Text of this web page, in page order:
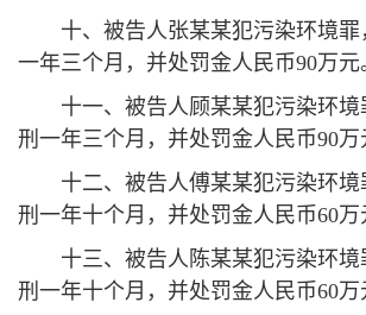
十、被告人张某某犯污染环境罪
一年三个月，并处罚金人民币90万元
十一、被告人顾某某犯污染环
刑一年三个月，并处罚金人民币90万
十二、被告人傅某某犯污染环
刑一年十个月，并处罚金人民币60万
十三、被告人陈某某犯污染环
刑一年十个月，并处罚金人民币60万